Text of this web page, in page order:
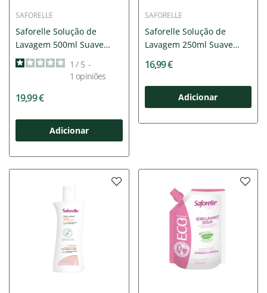
SAFORELLE
Saforelle Solução de
Lavagem 500ml Suave
sem...
1 / 5 -
1 opiniões
19,99 €
Adicionar
SAFORELLE
Saforelle Solução de
Lavagem 250ml Suave
16,99 €
Adicionar